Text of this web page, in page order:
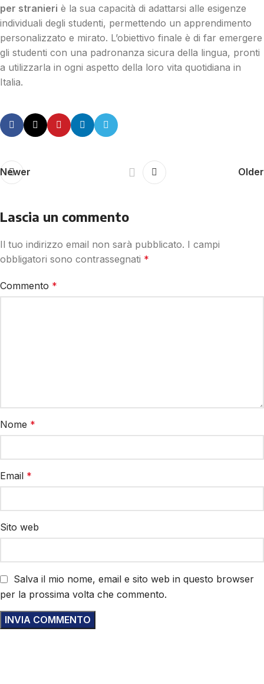
per stranieri è la sua capacità di adattarsi alle esigenze
individuali degli studenti, permettendo un apprendimento
personalizzato e mirato. L’obiettivo finale è di far emergere
gli studenti con una padronanza sicura della lingua, pronti
a utilizzarla in ogni aspetto della loro vita quotidiana in
Italia.
Newer Older
Lascia un commento
Il tuo indirizzo email non sarà pubblicato. I campi
obbligatori sono contrassegnati *
Commento *
Nome *
Email *
Sito web
Salva il mio nome, email e sito web in questo browser
per la prossima volta che commento.